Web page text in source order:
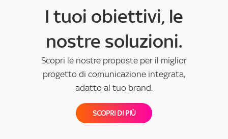
I tuoi obiettivi, le
nostre soluzioni.
Scopri le nostre proposte per il miglior
progetto di comunicazione integrata,
adatto al tuo brand.
SCOPRI DI PIÙ